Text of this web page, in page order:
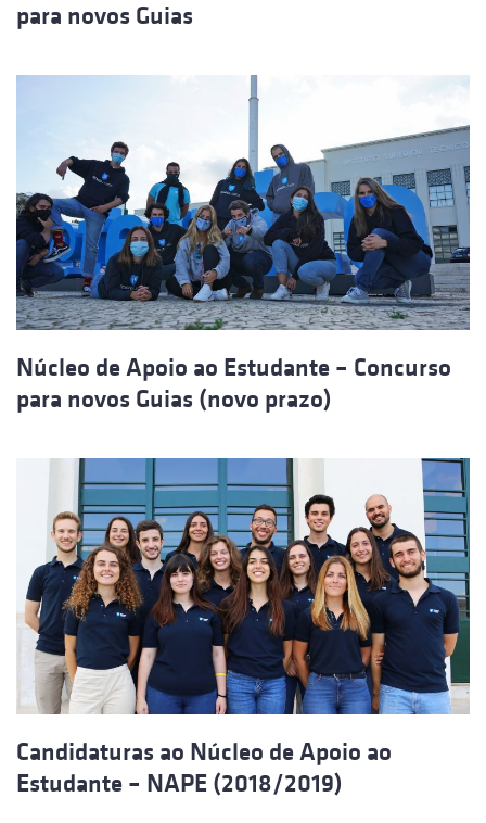
para novos Guias
Núcleo de Apoio ao Estudante – Concurso
para novos Guias (novo prazo)
Candidaturas ao Núcleo de Apoio ao
Estudante – NAPE (2018/2019)